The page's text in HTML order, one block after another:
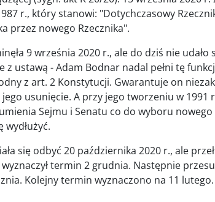
r., który stanowi: "Dotychczasowy
przez nowego Rzecznika".
9 września 2020 r., ale do dziś nie udało
z ustawą - Adam Bodnar nadal pełni tę
z art. 2 Konstytucji. Gwarantuje on
jego usunięcie. A przy jego tworzeniu w 1991
Sejmu i Senatu co do wyboru nowego
się odbyć 20 października 2020 r., ale
termin 2 grudnia. Następnie
Kolejny termin wyznaczono na 11